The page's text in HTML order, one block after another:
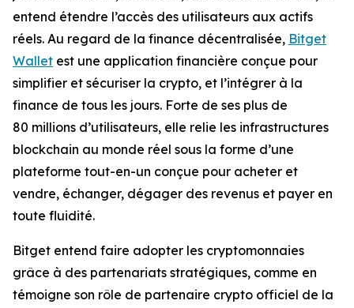
entend étendre l’accès des utilisateurs aux actifs
réels. Au regard de la finance décentralisée, Bitget
Wallet est une application financière conçue pour
simplifier et sécuriser la crypto, et l’intégrer à la
finance de tous les jours. Forte de ses plus de
80 millions d’utilisateurs, elle relie les infrastructures
blockchain au monde réel sous la forme d’une
plateforme tout-en-un conçue pour acheter et
vendre, échanger, dégager des revenus et payer en
toute fluidité.
Bitget entend faire adopter les cryptomonnaies
grâce à des partenariats stratégiques, comme en
témoigne son rôle de partenaire crypto officiel de la